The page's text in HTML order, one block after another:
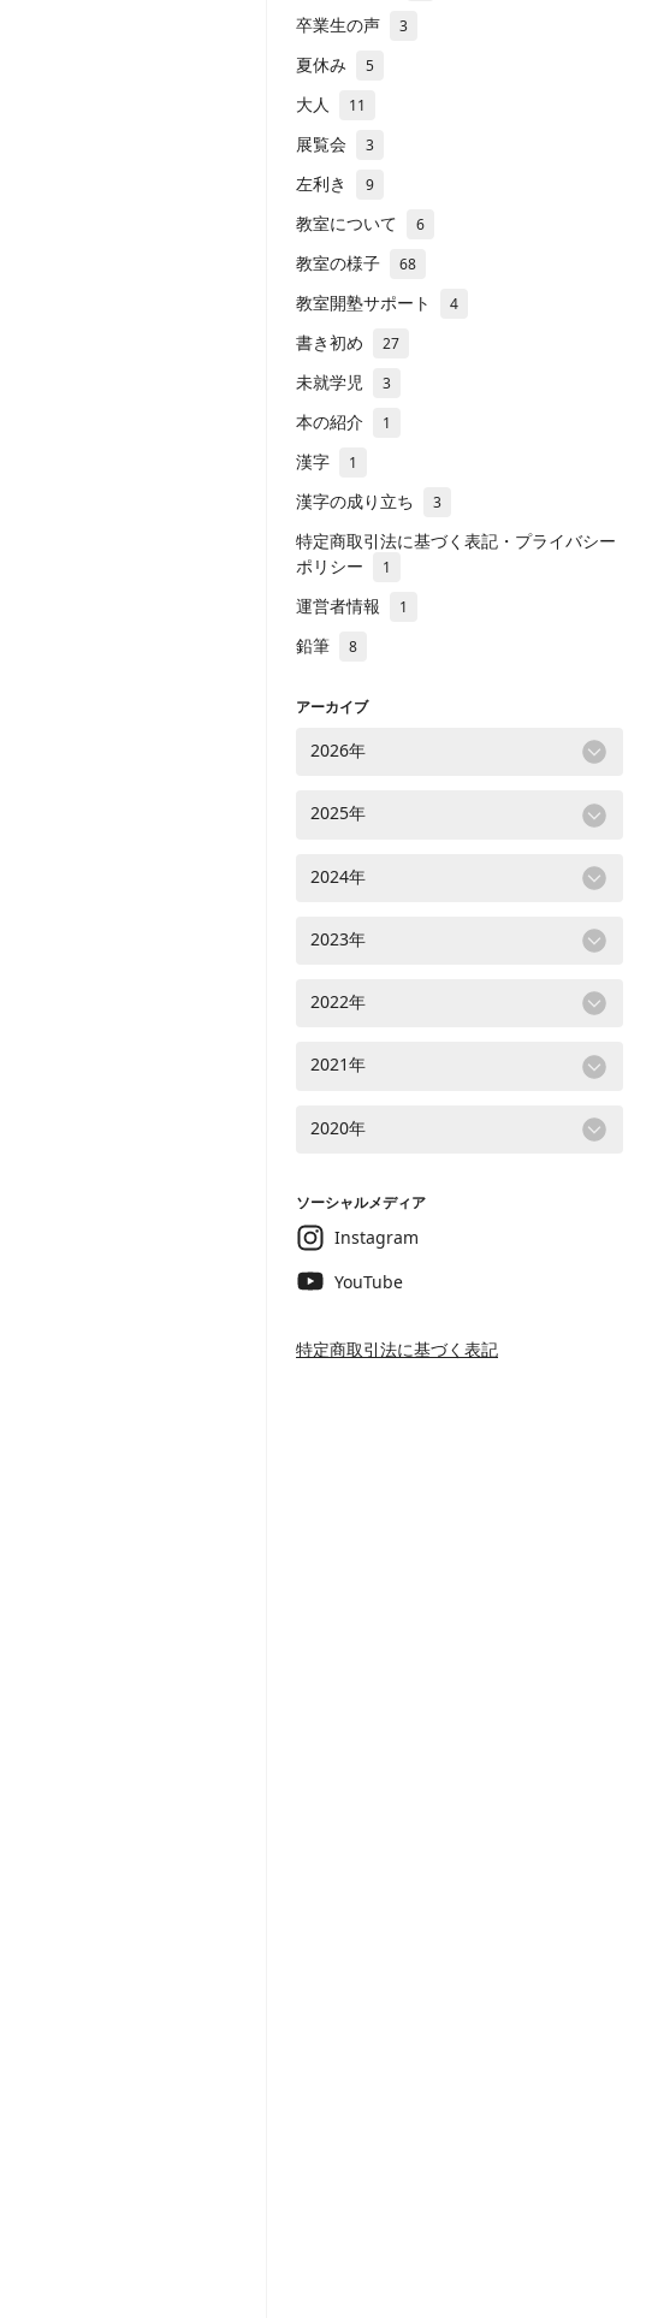
卒業生の声 3
夏休み 5
大人 11
展覧会 3
左利き 9
教室について 6
教室の様子 68
教室開塾サポート 4
書き初め 27
未就学児 3
本の紹介 1
漢字 1
漢字の成り立ち 3
特定商取引法に基づく表記・プライバシー
ポリシー
1
運営者情報 1
鉛筆 8
アーカイブ
2026年
2025年
2024年
2023年
2022年
2021年
2020年
ソーシャルメディア
Instagram
YouTube
特定商取引法に基づく表記